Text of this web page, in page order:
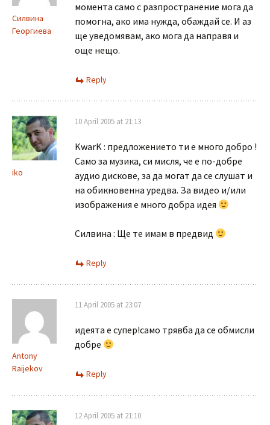
Силвина
Георгиева
момента само с разпространение мога да
помогна, ако има нужда, обаждай се. И аз
ще уведомявам, ако мога да направя и
още нещо.
Reply
iko
10 April 2005 at 21:13
KwarK : предложението ти е много добро !
Само за музика, си мисля, че е по-добре
аудио дискове, за да могат да се слушат и
на обикновенна уредва. За видео и/или
изображения е много добра идея
Силвина : Ще те имам в предвид
Reply
Antony
Raijekov
11 April 2005 at 23:07
идеята е супер!само трявба да се обмисли
добре
Reply
12 April 2005 at 21:10